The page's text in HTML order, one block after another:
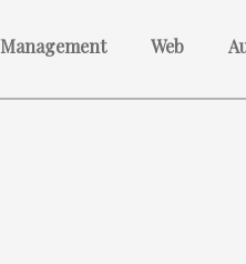
Management Web